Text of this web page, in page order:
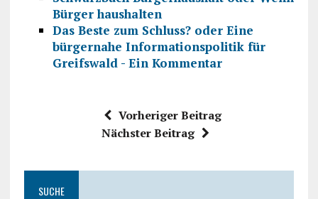
Bürger haushalten
Das Beste zum Schluss? oder Eine
bürgernahe Informationspolitik für
Greifswald - Ein Kommentar
Vorheriger Beitrag
Nächster Beitrag
SUCHE